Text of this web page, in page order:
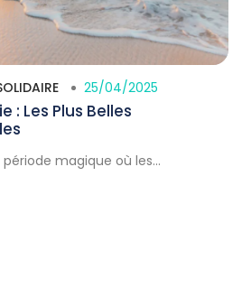
25/04/2025
: Les Plus Belles
magique où les...